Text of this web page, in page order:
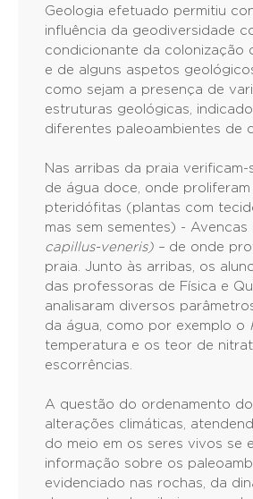
Geologia efetuado permitiu
influência da geodiversidade
condicionante da colonização
e de alguns aspetos
como sejam a presença de
estruturas geológicas,
diferentes paleoambientes de
Nas arribas da praia verificam-
de água doce, onde proliferam
pteridófitas (plantas com
mas sem sementes) - Avencas
capillus-veneris) – de onde
praia. Junto às arribas, os
das professoras de Física e
analisaram diversos
da água, como por exemplo o
temperatura e os teor de
escorrências.
A questão do ordenamento
alterações climáticas,
do meio em os seres vivos se
informação sobre os
evidenciado nas rochas, da